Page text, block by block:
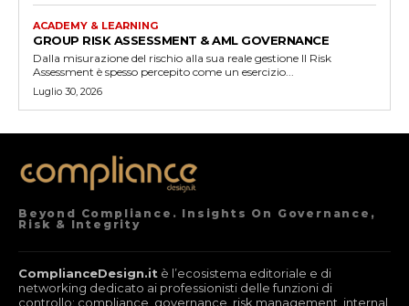
ACADEMY & LEARNING
GROUP RISK ASSESSMENT & AML GOVERNANCE
Dalla misurazione del rischio alla sua reale gestione Il Risk
Assessment è spesso percepito come un esercizio...
Luglio 30, 2026
Beyond Compliance. Insights On Governance,
Risk & Integrity
ComplianceDesign.it è l’ecosistema editoriale e di
networking dedicato ai professionisti delle funzioni di
controllo: compliance, governance, risk management, internal